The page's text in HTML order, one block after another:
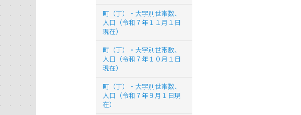
町（丁）・大字別世帯数、
人口（令和７年１１月１日
現在）
町（丁）・大字別世帯数、
人口（令和７年１０月１日
現在）
町（丁）・大字別世帯数、
人口（令和７年９月１日現
在）